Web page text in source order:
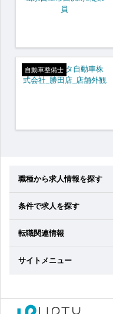
自動車整備士
職種から求人情報を探す
条件で求人を探す
転職関連情報
サイトメニュー